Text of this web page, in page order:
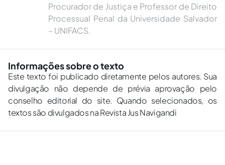
Procurador de Justiça e Professor de Direito
Processual Penal da Universidade Salvador
– UNIFACS.
Informações sobre o texto
Este texto foi publicado diretamente pelos autores. Sua
divulgação não depende de prévia aprovação pelo
conselho editorial do site. Quando selecionados, os
textos são divulgados na Revista Jus Navigandi